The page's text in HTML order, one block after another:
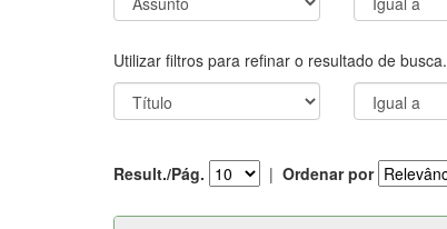
Utilizar filtros para refinar o resultado de busca.
Result./Pág. | Ordenar por